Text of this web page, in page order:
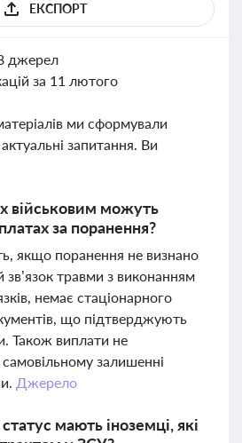
ЕКСПОРТ
джерел
за 11 лютого
ми сформували
актуальні запитання. Ви
військовим можуть
за поранення?
якщо поранення не визнано
зв’язок травми з виконанням
немає стаціонарного
що підтверджують
Також виплати не
залишенні
Джерело
мають іноземці, які